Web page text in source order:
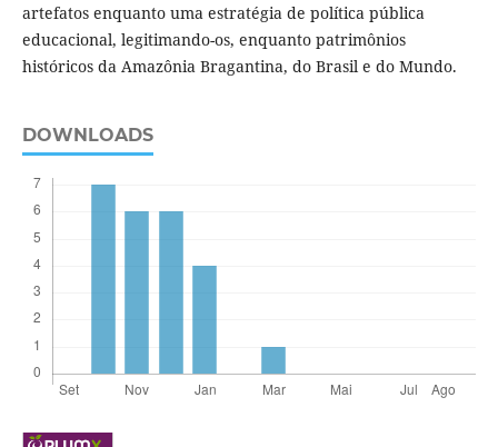
artefatos enquanto uma estratégia de política pública
educacional, legitimando-os, enquanto patrimônios
históricos da Amazônia Bragantina, do Brasil e do Mundo.
DOWNLOADS